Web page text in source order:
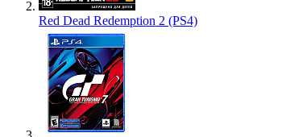
Red Dead Redemption 2 (PS4)